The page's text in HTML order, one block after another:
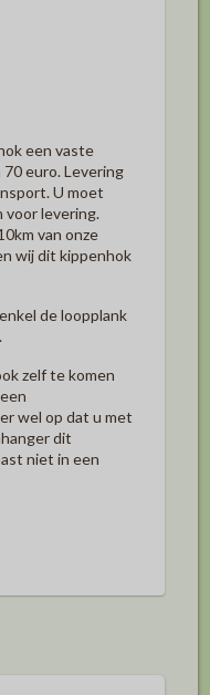
een vaste
euro. Levering
U moet
voor levering.
van onze
wij dit kippenhok
de loopplank
zelf te komen
wel op dat u met
dit
niet in een